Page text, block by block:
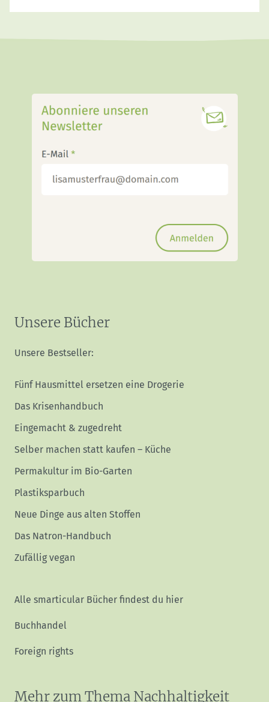
Unsere Bücher
Unsere Bestseller:
Fünf Hausmittel ersetzen eine Drogerie
Das Krisenhandbuch
Eingemacht & zugedreht
Selber machen statt kaufen – Küche
Permakultur im Bio-Garten
Plastiksparbuch
Neue Dinge aus alten Stoffen
Das Natron-Handbuch
Zufällig vegan
Alle smarticular Bücher findest du hier
Buchhandel
Foreign rights
Mehr zum Thema Nachhaltigkeit